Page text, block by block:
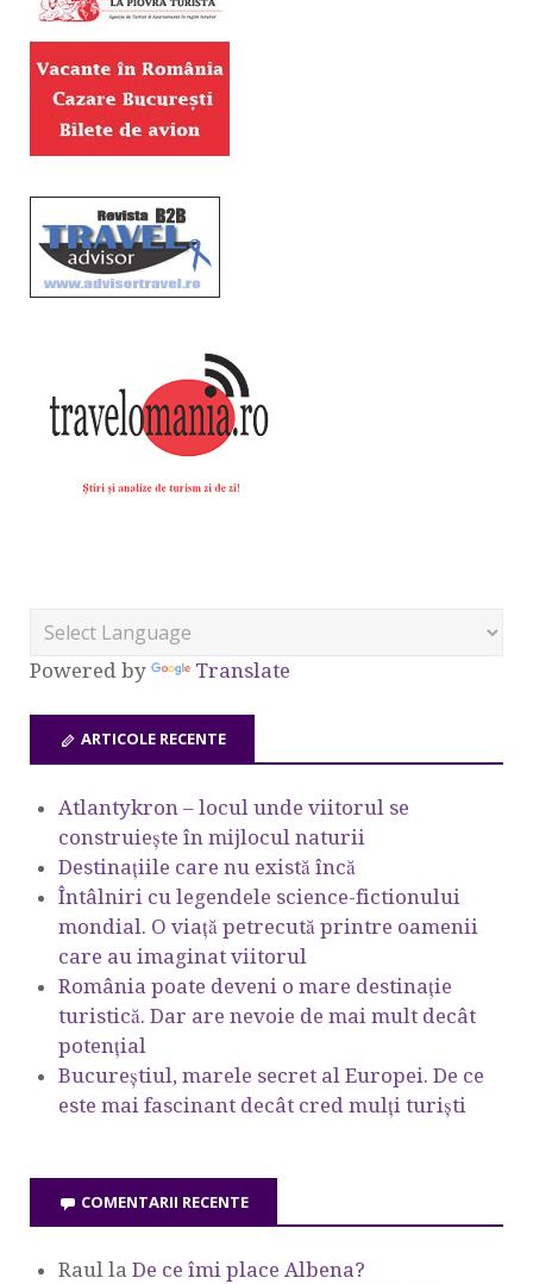
Powered by Translate
ARTICOLE RECENTE
Atlantykron – locul unde viitorul se
construiește în mijlocul naturii
Destinațiile care nu există încă
Întâlniri cu legendele science-fictionului
mondial. O viață petrecută printre oamenii
care au imaginat viitorul
România poate deveni o mare destinație
turistică. Dar are nevoie de mai mult decât
potențial
Bucureștiul, marele secret al Europei. De ce
este mai fascinant decât cred mulți turiști
COMENTARII RECENTE
Raul la De ce îmi place Albena?